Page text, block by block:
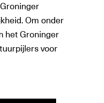
Om onder
het Groninger
voor